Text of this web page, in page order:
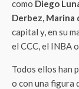
como Diego
Derbez, Marina
capital y, en su
el CCC, el INBA
Todos ellos han
o con una figura